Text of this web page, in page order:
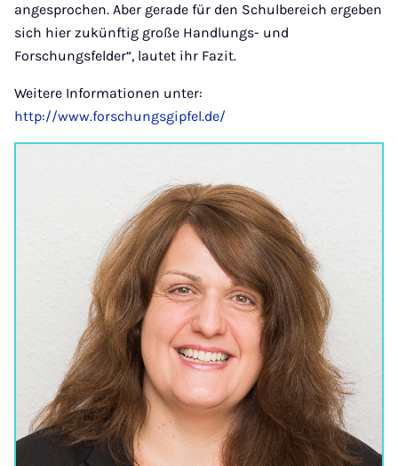
angesprochen. Aber gerade für den Schulbereich ergeben
sich hier zukünftig große Handlungs- und
Forschungsfelder“, lautet ihr Fazit.
Weitere Informationen unter:
http://www.forschungsgipfel.de/